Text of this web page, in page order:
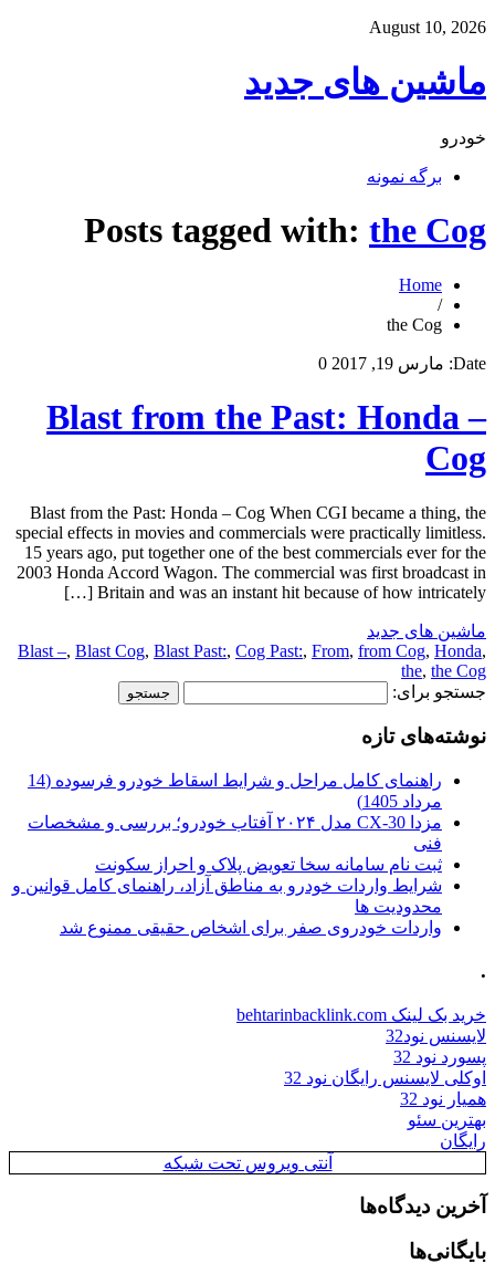
August 10, 2026
ماشین های جدید
خودرو
برگه نمونه
Posts tagged with: the Cog
Home
/
the Cog
Date: مارس 19, 2017 0
Blast from the Past: Honda –
Cog
Blast from the Past: Honda – Cog When CGI became a thing, the
special effects in movies and commercials were practically limitless.
15 years ago, put together one of the best commercials ever for the
2003 Honda Accord Wagon. The commercial was first broadcast in
Britain and was an instant hit because of how intricately […]
ماشین های جدید
Blast –, Blast Cog, Blast Past:, Cog Past:, From, from Cog, Honda,
the, the Cog
جستجو برای:
نوشته‌های تازه
راهنمای کامل مراحل و شرایط اسقاط خودرو فرسوده (14
مرداد 1405)
مزدا CX-30 مدل ۲۰۲۴ آفتاب خودرو؛ بررسی و مشخصات
فنی
ثبت نام سامانه سخا تعویض پلاک و احراز سکونت
شرایط واردات خودرو به مناطق آزاد، راهنمای کامل قوانین و
محدودیت ها
واردات خودروی صفر برای اشخاص حقیقی ممنوع شد
.
خرید بک لینک behtarinbacklink.com
لایسنس نود32
پسورد نود 32
اوکلی لایسنس رایگان نود 32
همیار نود 32
بهترین سئو
رایگان
آنتی ویروس تحت شبکه
آخرین دیدگاه‌ها
بایگانی‌ها